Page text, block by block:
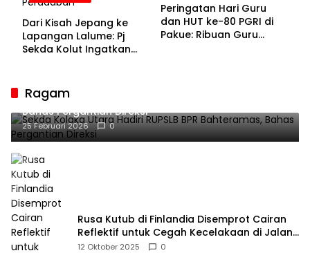
Dari Kisah Jepang ke
Lapangan Lalume: Pj
Sekda Kolut Ingatkan
Peringatan Hari Guru
dan HUT ke-80 PGRI di
Pakue: Ribuan Guru
Ragam
Sekda Kolaka Utara Hadiri RUPSLB BPR Bahteramas,
Bahas Pergantian Direksi
25 Februari 2026 0
Rusa Kutub di Finlandia Disemprot Cairan
Reflektif untuk Cegah Kecelakaan di Jalan
Raya
12 Oktober 2025 0